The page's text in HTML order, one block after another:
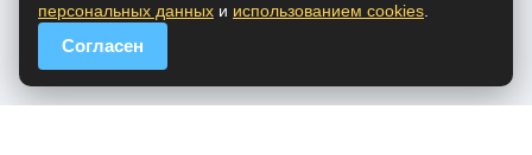
персональных данных и использованием cookies
Согласен